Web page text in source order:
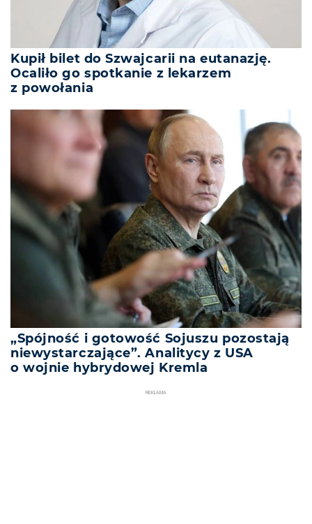
Kupił bilet do Szwajcarii na eutanazję.
Ocaliło go spotkanie z lekarzem
z powołania
„Spójność i gotowość Sojuszu pozostają
niewystarczające”. Analitycy z USA
o wojnie hybrydowej Kremla
REKLAMA